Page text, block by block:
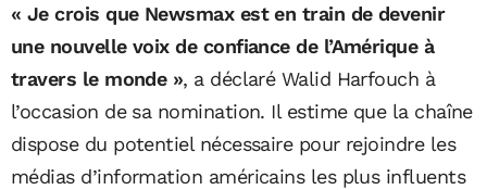
« Je crois que Newsmax est en train de devenir
une nouvelle voix de confiance de l’Amérique à
travers le monde », a déclaré Walid Harfouch à
l’occasion de sa nomination. Il estime que la chaîne
dispose du potentiel nécessaire pour rejoindre les
médias d’information américains les plus influents